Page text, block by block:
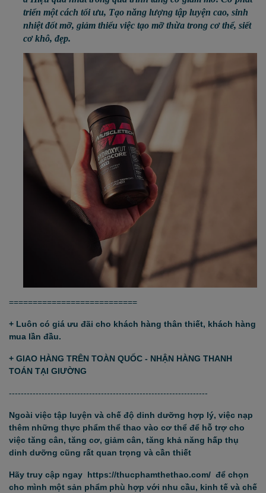
triển một cách tối ưu, Tạo năng lượng tập luyện cao, sinh
nhiệt đốt mỡ, giảm thiểu việc tạo mỡ thừa trong cơ thể, siết
cơ khô, đẹp.
===========================
+ Luôn có giá ưu đãi cho khách hàng thân thiết, khách hàng
mua lần đầu.
+ GIAO HÀNG TRÊN TOÀN QUỐC - NHẬN HÀNG THANH
TOÁN TẠI GIƯỜNG
-------------------------------------------------------------------
Ngoài việc tập luyện và chế độ dinh dưỡng hợp lý, việc nạp
thêm những thực phẩm thể thao vào cơ thể để hỗ trợ cho
việc tăng cân, tăng cơ, giảm cân, tăng khả năng hấp thụ
dinh dưỡng cũng rất quan trọng và cần thiết
Hãy truy cập ngay https://thucphamthethao.com/ để chọn
cho mình một sản phẩm phù hợp với nhu cầu, kinh tế và chế